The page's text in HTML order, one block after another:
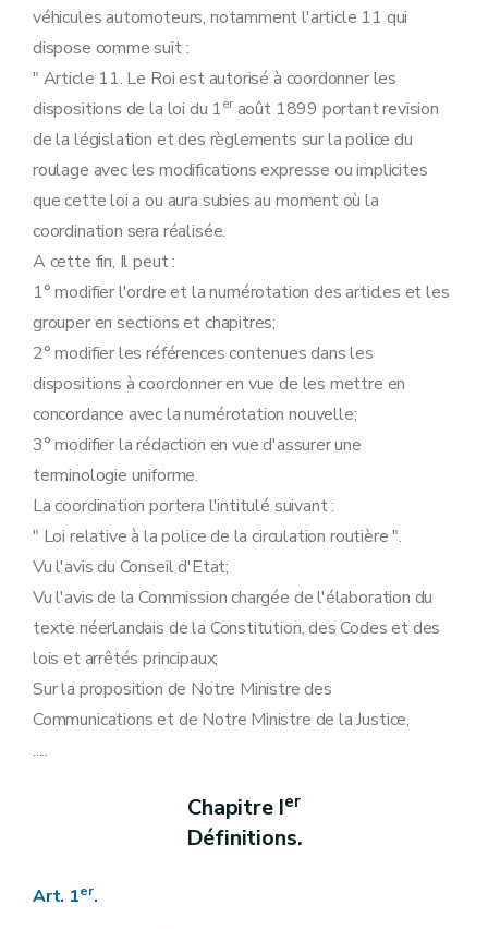
Chapitre V Appel.
Art. 18
Chapitre VI
Sanctions pénales.
Art. 19
Art. 20
Art. 21
Art. 21bis
Art. 22
Art. 22
Art. 23
Art. 24
Art. 25
Art. 26
Art. 27
Art. 27bis
Art. 28
Chapitre VII _ Dispositions spéciales pour navires battant pavillon étranger.
Art. 29
Art. 30
Chapitre IX _ Dispositions finales.
Art. 32
Art. 32bis
Art. 33
Art. 34
Art. 35
véhicules automoteurs, notamment l'article 11 qui
dispose comme suit :
" Article 11. Le Roi est autorisé à coordonner les
dispositions de la loi du 1eraoût 1899 portant revision
de la législation et des règlements sur la police du
roulage avec les modifications expresse ou implicites
que cette loi a ou aura subies au moment où la
coordination sera réalisée.
A cette fin, Il peut :
1° modifier l'ordre et la numérotation des articles et les
grouper en sections et chapitres;
2° modifier les références contenues dans les
dispositions à coordonner en vue de les mettre en
concordance avec la numérotation nouvelle;
3° modifier la rédaction en vue d'assurer une
terminologie uniforme.
La coordination portera l'intitulé suivant :
" Loi relative à la police de la circulation routière ".
Vu l'avis du Conseil d'Etat;
Vu l'avis de la Commission chargée de l'élaboration du
texte néerlandais de la Constitution, des Codes et des
lois et arrêtés principaux;
Sur la proposition de Notre Ministre des
Communications et de Notre Ministre de la Justice,
.....
Chapitre Ier
Définitions.
Art. 1er.